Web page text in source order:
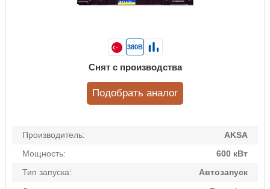
Производитель:
AKSA
Мощность:
600 кВт
Тип запуска:
Автозапуск
380В
Снят с производства
Подобрать аналог